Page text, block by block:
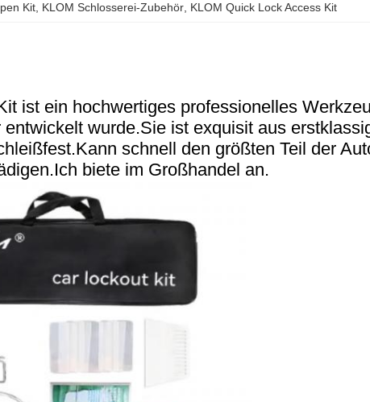
Kit KLOM Schlosserei-Zubehör KLOM Quick Lock Access Kit
ist ein hochwertiges professionelles
wurde.Sie ist exquisit aus
Kann schnell den größten Teil der
Ich biete im Großhandel an.